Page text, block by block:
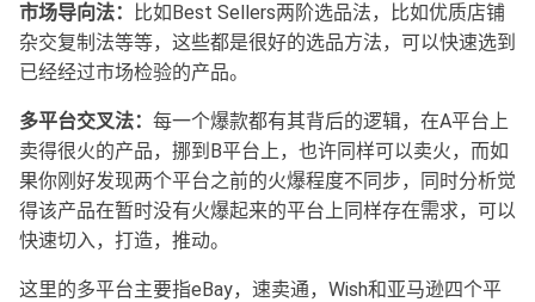
市场导向法：
比如Best Sellers两阶选品法，比如优质店铺
杂交复制法等等，这些都是很好的选品方法，可以快速选到
已经经过市场检验的产品。
多平台交叉法： 每一个爆款都有其背后的逻辑，在A平台上
卖得很火的产品，挪到B平台上，也许同样可以卖火，而如
果你刚好发现两个平台之前的火爆程度不同步，同时分析觉
得该产品在暂时没有火爆起来的平台上同样存在需求，可以
快速切入，打造，推动。
这里的多平台主要指eBay，速卖通，Wish和亚马逊四个平